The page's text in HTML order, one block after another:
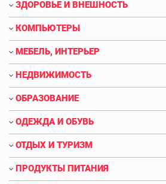
ЗДОРОВЬЕ И ВНЕШНОСТЬ
КОМПЬЮТЕРЫ
МЕБЕЛЬ, ИНТЕРЬЕР
НЕДВИЖИМОСТЬ
ОБРАЗОВАНИЕ
ОДЕЖДА И ОБУВЬ
ОТДЫХ И ТУРИЗМ
ПРОДУКТЫ ПИТАНИЯ